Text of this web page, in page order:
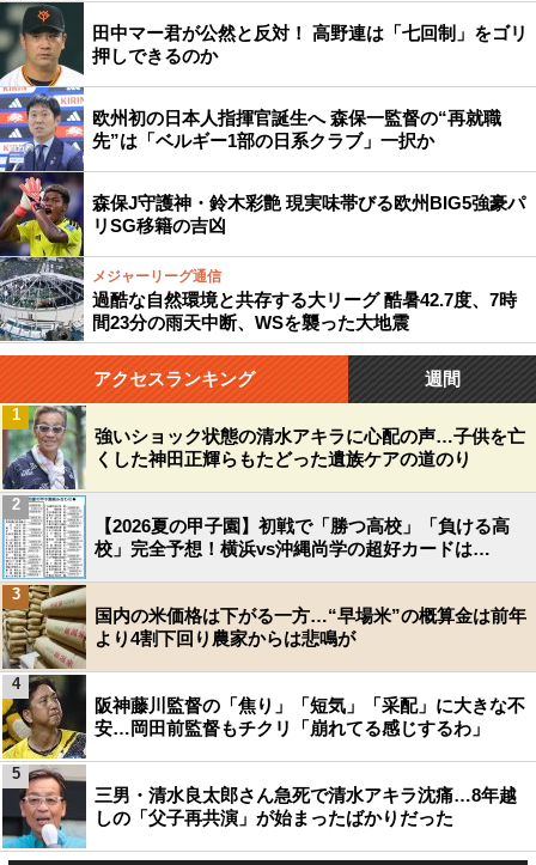
田中マー君が公然と反対！ 高野連は「七回制」をゴリ
押しできるのか
欧州初の日本人指揮官誕生へ 森保一監督の“再就職
先”は「ベルギー1部の日系クラブ」一択か
森保J守護神・鈴木彩艶 現実味帯びる欧州BIG5強豪パ
リSG移籍の吉凶
メジャーリーグ通信
過酷な自然環境と共存する大リーグ 酷暑42.7度、7時
間23分の雨天中断、WSを襲った大地震
アクセスランキング 週間
強いショック状態の清水アキラに心配の声…子供を亡
くした神田正輝らもたどった遺族ケアの道のり
1
【2026夏の甲子園】初戦で「勝つ高校」「負ける高
校」完全予想！横浜vs沖縄尚学の超好カードは…
2
国内の米価格は下がる一方…“早場米”の概算金は前年
より4割下回り農家からは悲鳴が
3
阪神藤川監督の「焦り」「短気」「采配」に大きな不
安…岡田前監督もチクリ「崩れてる感じするわ」
4
三男・清水良太郎さん急死で清水アキラ沈痛…8年越
しの「父子再共演」が始まったばかりだった
5